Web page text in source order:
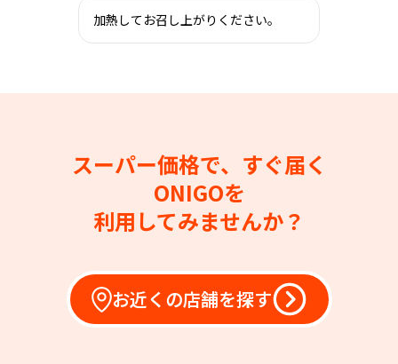
加熱してお召し上がりください。
スーパー価格で、すぐ届く
ONIGOを
利用してみませんか？
お近くの店舗を探す